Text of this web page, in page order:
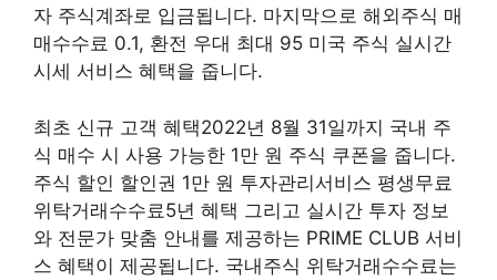
자 주식계좌로 입금됩니다. 마지막으로 해외주식 매
매수수료 0.1, 환전 우대 최대 95 미국 주식 실시간
시세 서비스 혜택을 줍니다.
최초 신규 고객 혜택2022년 8월 31일까지 국내 주
식 매수 시 사용 가능한 1만 원 주식 쿠폰을 줍니다.
주식 할인 할인권 1만 원 투자관리서비스 평생무료
위탁거래수수료5년 혜택 그리고 실시간 투자 정보
와 전문가 맞춤 안내를 제공하는 PRIME CLUB 서비
스 혜택이 제공됩니다. 국내주식 위탁거래수수료는